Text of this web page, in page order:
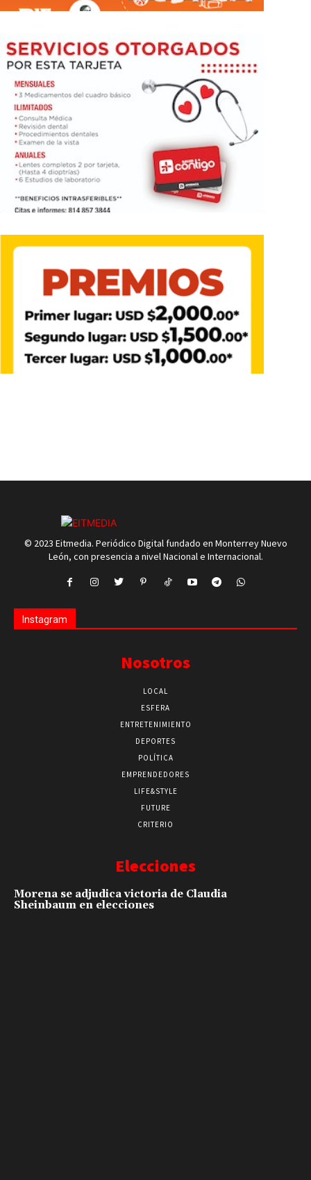
© 2023 Eitmedia. Periódico Digital fundado en Monterrey Nuevo
León, con presencia a nivel Nacional e Internacional.
Instagram
Nosotros
LOCAL
ESFERA
ENTRETENIMIENTO
DEPORTES
POLÍTICA
EMPRENDEDORES
LIFE&STYLE
FUTURE
CRITERIO
Elecciones
Morena se adjudica victoria de Claudia
Sheinbaum en elecciones